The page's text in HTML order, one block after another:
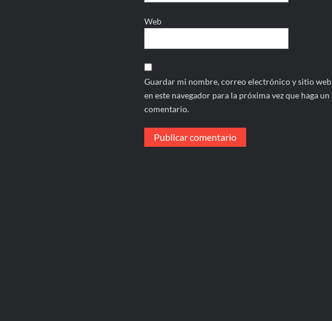
Web
Guardar mi nombre, correo electrónico y sitio web
en este navegador para la próxima vez que haga un
comentario.